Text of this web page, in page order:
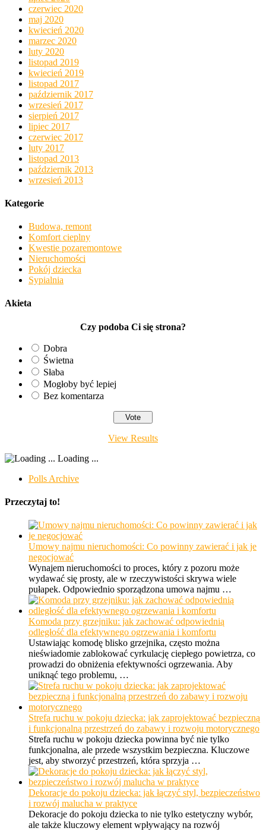
czerwiec 2020
maj 2020
kwiecień 2020
marzec 2020
luty 2020
listopad 2019
kwiecień 2019
listopad 2017
październik 2017
wrzesień 2017
sierpień 2017
lipiec 2017
czerwiec 2017
luty 2017
listopad 2013
październik 2013
wrzesień 2013
Kategorie
Budowa, remont
Komfort cieplny
Kwestie pozaremontowe
Nieruchomości
Pokój dziecka
Sypialnia
Akieta
Czy podoba Ci się strona?
Dobra
Świetna
Słaba
Mogłoby być lepiej
Bez komentarza
View Results
Loading ...
Polls Archive
Przeczytaj to!
Umowy najmu nieruchomości: Co powinny zawierać i jak je
negocjować
Wynajem nieruchomości to proces, który z pozoru może
wydawać się prosty, ale w rzeczywistości skrywa wiele
pułapek. Odpowiednio sporządzona umowa najmu …
Komoda przy grzejniku: jak zachować odpowiednią
odległość dla efektywnego ogrzewania i komfortu
Ustawiając komodę blisko grzejnika, często można
nieświadomie zablokować cyrkulację ciepłego powietrza, co
prowadzi do obniżenia efektywności ogrzewania. Aby
uniknąć tego problemu, …
Strefa ruchu w pokoju dziecka: jak zaprojektować bezpieczną
i funkcjonalną przestrzeń do zabawy i rozwoju motorycznego
Strefa ruchu w pokoju dziecka powinna być nie tylko
funkcjonalna, ale przede wszystkim bezpieczna. Kluczowe
jest, aby stworzyć przestrzeń, która sprzyja …
Dekoracje do pokoju dziecka: jak łączyć styl, bezpieczeństwo
i rozwój malucha w praktyce
Dekoracje do pokoju dziecka to nie tylko estetyczny wybór,
ale także kluczowy element wpływający na rozwój